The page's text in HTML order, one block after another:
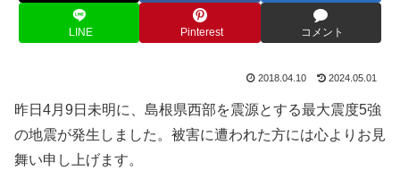
LINE Pinterest コメント
2018.04.10 2024.05.01
昨日4月9日未明に、島根県西部を震源とする最大震度5強
の地震が発生しました。被害に遭われた方には心よりお見
舞い申し上げます。